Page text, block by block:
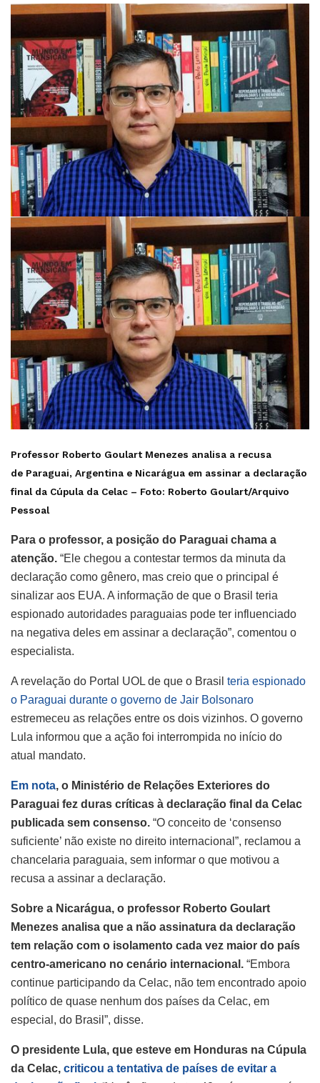
Professor Roberto Goulart Menezes analisa a recusa
de Paraguai, Argentina e Nicarágua em assinar a declaração
final da Cúpula da Celac – Foto: Roberto Goulart/Arquivo
Pessoal
Para o professor, a posição do Paraguai chama a
atenção. “Ele chegou a contestar termos da minuta da
declaração como gênero, mas creio que o principal é
sinalizar aos EUA. A informação de que o Brasil teria
espionado autoridades paraguaias pode ter influenciado
na negativa deles em assinar a declaração”, comentou o
especialista.
A revelação do Portal UOL de que o Brasil teria espionado
o Paraguai durante o governo de Jair Bolsonaro
estremeceu as relações entre os dois vizinhos. O governo
Lula informou que a ação foi interrompida no início do
atual mandato.
Em nota, o Ministério de Relações Exteriores do
Paraguai fez duras críticas à declaração final da Celac
publicada sem consenso. “O conceito de ‘consenso
suficiente’ não existe no direito internacional”, reclamou a
chancelaria paraguaia, sem informar o que motivou a
recusa a assinar a declaração.
Sobre a Nicarágua, o professor Roberto Goulart
Menezes analisa que a não assinatura da declaração
tem relação com o isolamento cada vez maior do país
centro-americano no cenário internacional. “Embora
continue participando da Celac, não tem encontrado apoio
político de quase nenhum dos países da Celac, em
especial, do Brasil”, disse.
O presidente Lula, que esteve em Honduras na Cúpula
da Celac, criticou a tentativa de países de evitar a